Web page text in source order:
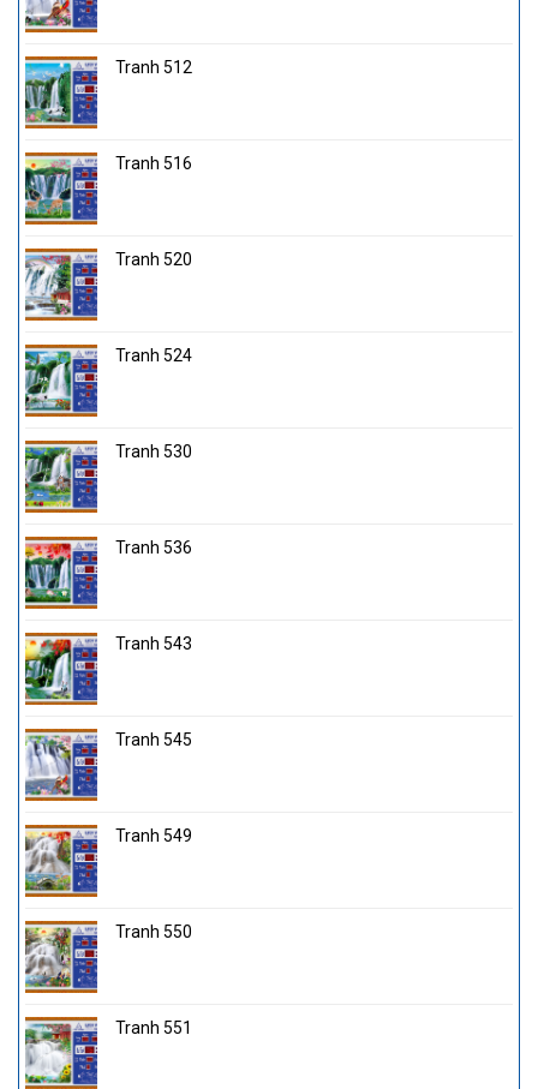
Tranh 512
Tranh 516
Tranh 520
Tranh 524
Tranh 530
Tranh 536
Tranh 543
Tranh 545
Tranh 549
Tranh 550
Tranh 551